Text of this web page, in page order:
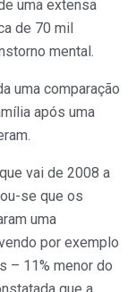
uma extensa
de 70 mil
mental.
uma comparação
após uma
vai de 2008 a
se que os
uma
por exemplo
– 11% menor do